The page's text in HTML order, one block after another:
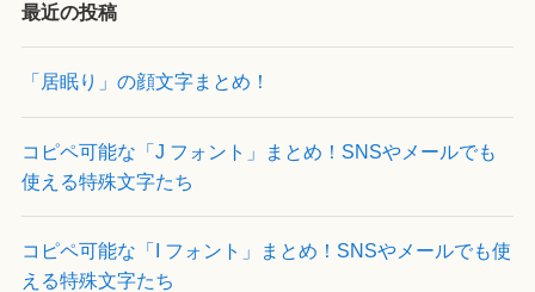
最近の投稿
「居眠り」の顔文字まとめ！
コピペ可能な「J フォント」まとめ！SNSやメールでも
使える特殊文字たち
コピペ可能な「I フォント」まとめ！SNSやメールでも使
える特殊文字たち